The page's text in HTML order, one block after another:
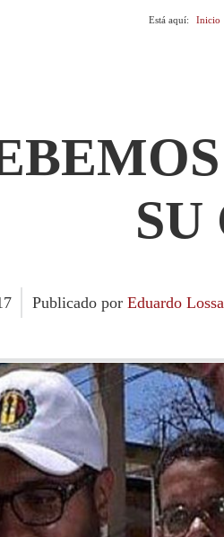
Está aquí: Inicio
SU
Publicado por Eduardo